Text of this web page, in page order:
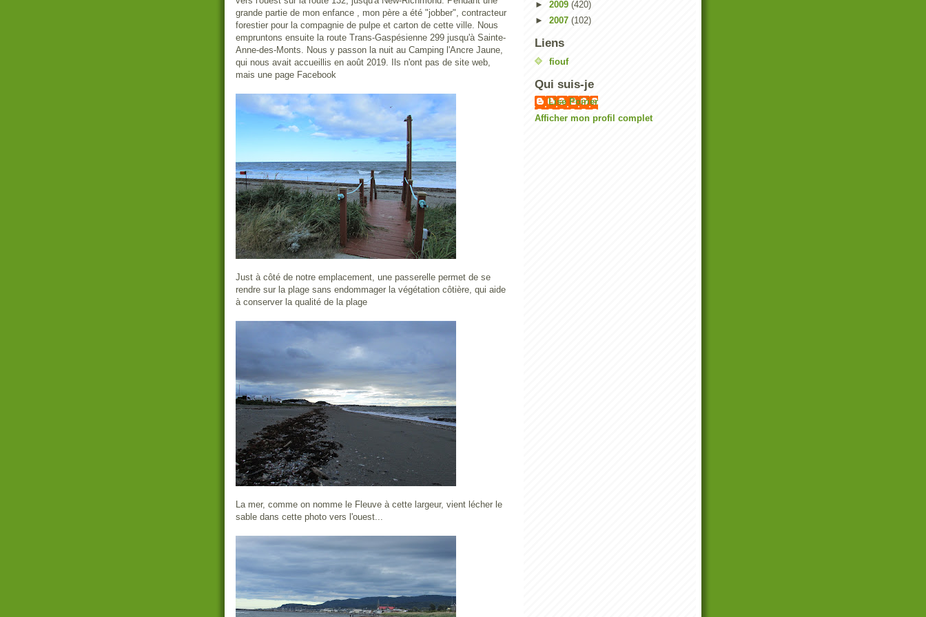
grande partie de mon enfance , mon père a été "jobber", contracteur
forestier pour la compagnie de pulpe et carton de cette ville. Nous
empruntons ensuite la route Trans-Gaspésienne 299 jusqu'à Sainte-
Anne-des-Monts. Nous y passon la nuit au Camping l'Ancre Jaune,
qui nous avait accueillis en août 2019. Ils n'ont pas de site web,
mais une page Facebook
Just à côté de notre emplacement, une passerelle permet de se
rendre sur la plage sans endommager la végétation côtière, qui aide
à conserver la qualité de la plage
La mer, comme on nomme le Fleuve à cette largeur, vient lécher le
sable dans cette photo vers l'ouest...
► 2009 (420)
► 2007 (102)
Liens
fiouf
Qui suis-je
Lise Poirier
Afficher mon profil complet